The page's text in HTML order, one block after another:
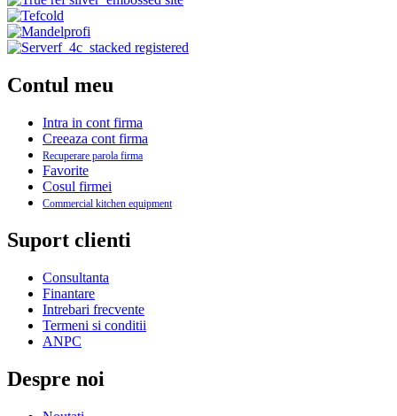
Contul meu
Intra in cont firma
Creeaza cont firma
Recuperare parola firma
Favorite
Cosul firmei
Commercial kitchen equipment
Suport clienti
Consultanta
Finantare
Intrebari frecvente
Termeni si conditii
ANPC
Despre noi